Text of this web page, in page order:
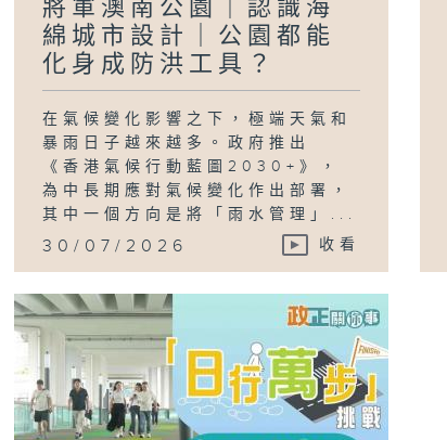
將軍澳南公園｜認識海
綿城市設計｜公園都能
化身成防洪工具？
在氣候變化影響之下，極端天氣和
暴雨日子越來越多。政府推出
《香港氣候行動藍圖2030+》，
為中長期應對氣候變化作出部署，
其中一個方向是將「雨水管理」...
30/07/2026 收看